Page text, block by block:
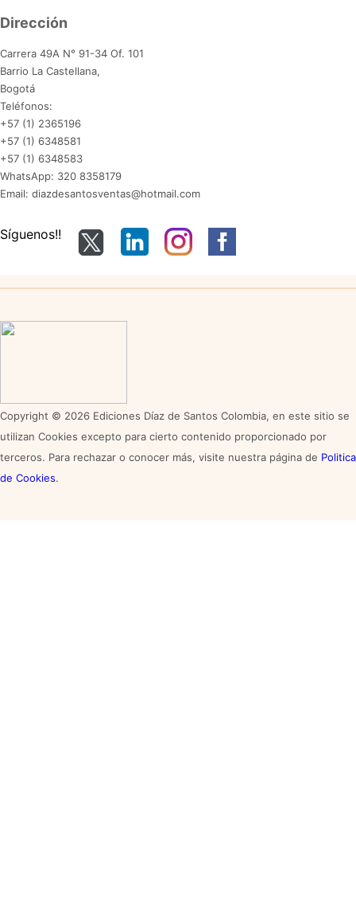
Dirección
Carrera 49A N° 91-34 Of. 101
Barrio La Castellana,
Bogotá
Teléfonos:
+57 (1) 2365196
+57 (1) 6348581
+57 (1) 6348583
WhatsApp: 320 8358179
Email: diazdesantosventas@hotmail.com
Síguenos!!
Copyright © 2026 Ediciones Díaz de Santos Colombia, en este sitio se
utilizan Cookies excepto para cierto contenido proporcionado por
terceros. Para rechazar o conocer más, visite nuestra página de Politica
de Cookies.